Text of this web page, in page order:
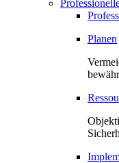
Planen